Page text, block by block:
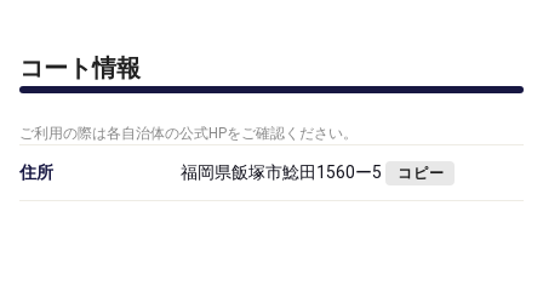
コート情報
ご利用の際は各自治体の公式HPをご確認ください。
住所 福岡県飯塚市鯰田1560ー5 コピー